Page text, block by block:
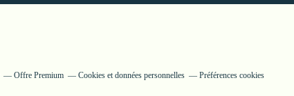
Offre Premium Cookies et données personnelles Préférences cookies